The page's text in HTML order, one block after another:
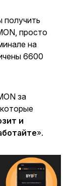
просто
на
6600
за
и
».